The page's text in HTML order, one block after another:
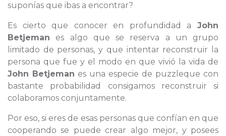
suponías que ibas a encontrar?
Es cierto que conocer en profundidad a John
Betjeman es algo que se reserva a un grupo
limitado de personas, y que intentar reconstruir la
persona que fue y el modo en que vivió la vida de
John Betjeman es una especie de puzzleque con
bastante probabilidad consigamos reconstruir si
colaboramos conjuntamente.
Por eso, si eres de esas personas que confían en que
cooperando se puede crear algo mejor, y posees